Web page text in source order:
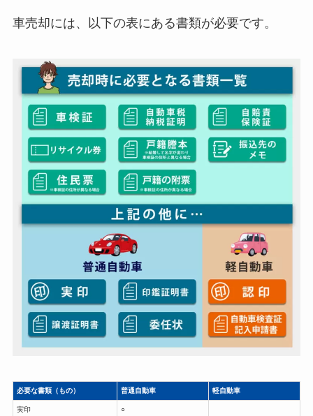
車売却には、以下の表にある書類が必要です。
必要な書類（もの） 普通自動車 軽自動車
実印 ○